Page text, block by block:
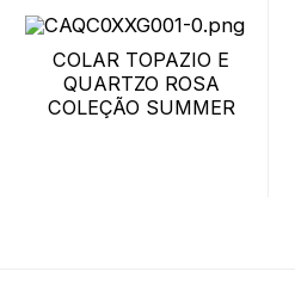
COLAR TOPAZIO E
QUARTZO ROSA
COLEÇÃO SUMMER